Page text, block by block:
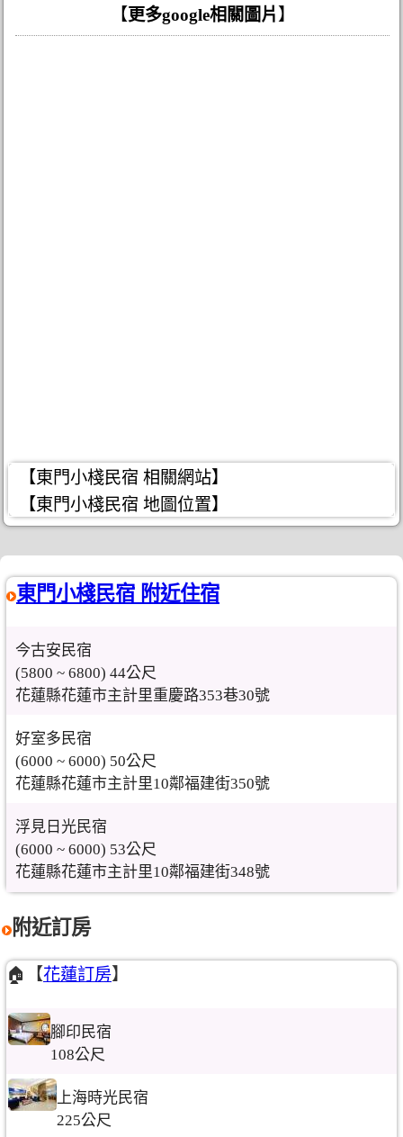
【更多google相關圖片 】
【東門小棧民宿 相關網站】
【東門小棧民宿 地圖位置】
東門小棧民宿 附近住宿
今古安民宿
(5800 ~ 6800) 44公尺
花蓮縣花蓮市主計里重慶路353巷30號
好室多民宿
(6000 ~ 6000) 50公尺
花蓮縣花蓮市主計里10鄰福建街350號
浮見日光民宿
(6000 ~ 6000) 53公尺
花蓮縣花蓮市主計里10鄰福建街348號
附近訂房
🏠【花蓮訂房】
腳印民宿
108公尺
上海時光民宿
225公尺